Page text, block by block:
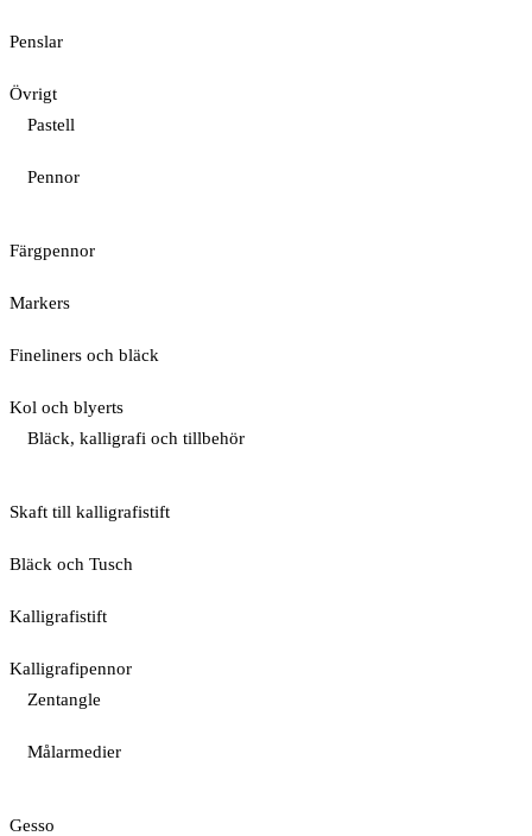
Penslar
Övrigt
Pastell
Pennor
Färgpennor
Markers
Fineliners och bläck
Kol och blyerts
Bläck, kalligrafi och tillbehör
Skaft till kalligrafistift
Bläck och Tusch
Kalligrafistift
Kalligrafipennor
Zentangle
Målarmedier
Gesso